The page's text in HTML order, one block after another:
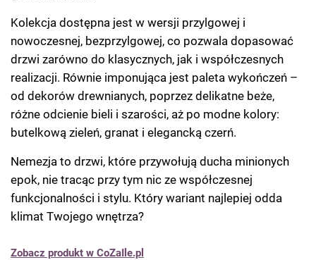
Kolekcja dostępna jest w wersji przylgowej i
nowoczesnej, bezprzylgowej, co pozwala dopasować
drzwi zarówno do klasycznych, jak i współczesnych
realizacji. Równie imponująca jest paleta wykończeń –
od dekorów drewnianych, poprzez delikatne beże,
różne odcienie bieli i szarości, aż po modne kolory:
butelkową zieleń, granat i elegancką czerń.
Nemezja to drzwi, które przywołują ducha minionych
epok, nie tracąc przy tym nic ze współczesnej
funkcjonalności i stylu. Który wariant najlepiej odda
klimat Twojego wnętrza?
Zobacz produkt w CoZaIle.pl